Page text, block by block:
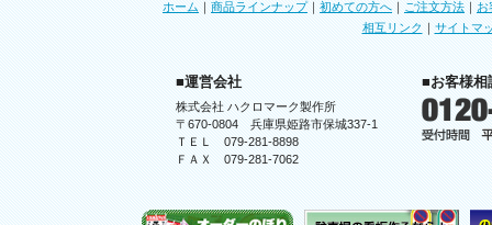
ホーム ｜ 商品ラインナップ｜ 初めての方へ ｜ ご注文方法 ｜ お
相互リンク ｜ サイトマ
■運営会社
株式会社 ハクロマーク製作所
〒670-0804 兵庫県姫路市保城337-1
ＴＥＬ 079-281-8898
ＦＡＸ 079-281-7062
■お客様相